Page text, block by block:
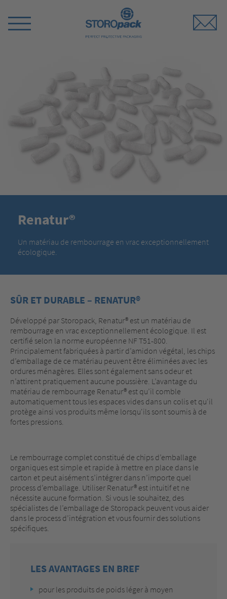
Switch
Renatur®
Un matériau de rembourrage en vrac exceptionnellement
écologique.
SÛR ET DURABLE – RENATUR®
Développé par Storopack, Renatur® est un matériau de
rembourrage en vrac exceptionnellement écologique. Il est
certifié selon la norme européenne NF T51-800.
Principalement fabriquées à partir d’amidon végétal, les chips
d’emballage de ce matériau peuvent être éliminées avec les
ordures ménagères. Elles sont également sans odeur et
n’attirent pratiquement aucune poussière. L’avantage du
matériau de rembourrage Renatur® est qu’il comble
automatiquement tous les espaces vides dans un colis et qu'il
protège ainsi vos produits même lorsqu'ils sont soumis à de
fortes pressions.
Le rembourrage complet constitué de chips d’emballage
organiques est simple et rapide à mettre en place dans le
carton et peut aisément s’intégrer dans n’importe quel
process d’emballage. Utiliser Renatur® est intuitif et ne
nécessite aucune formation. Si vous le souhaitez, des
spécialistes de l’emballage de Storopack peuvent vous aider
dans le process d’intégration et vous fournir des solutions
spécifiques.
LES AVANTAGES EN BREF
pour les produits de poids léger à moyen